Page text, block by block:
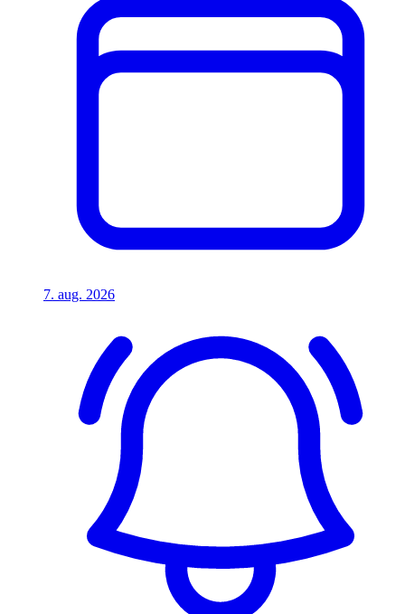
7. aug. 2026